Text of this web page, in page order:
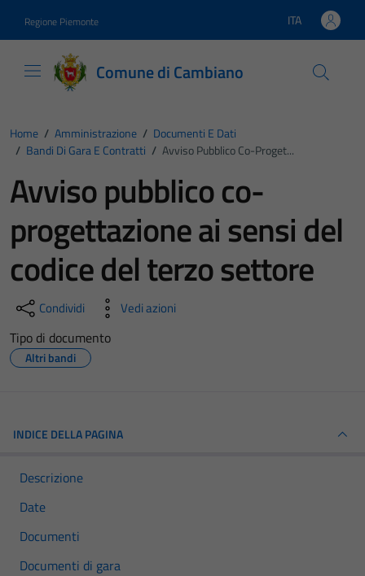
Regione Piemonte Lingua attiva:
ITA
Comune di Cambiano
Home / Amministrazione / Documenti E Dati
/ Bandi Di Gara E Contratti / Avviso Pubblico Co-Proget...
Avviso pubblico co-
progettazione ai sensi del
codice del terzo settore
Condividi Vedi azioni
Tipo di documento
Altri bandi
INDICE DELLA PAGINA
Descrizione
Date
Documenti
Documenti di gara